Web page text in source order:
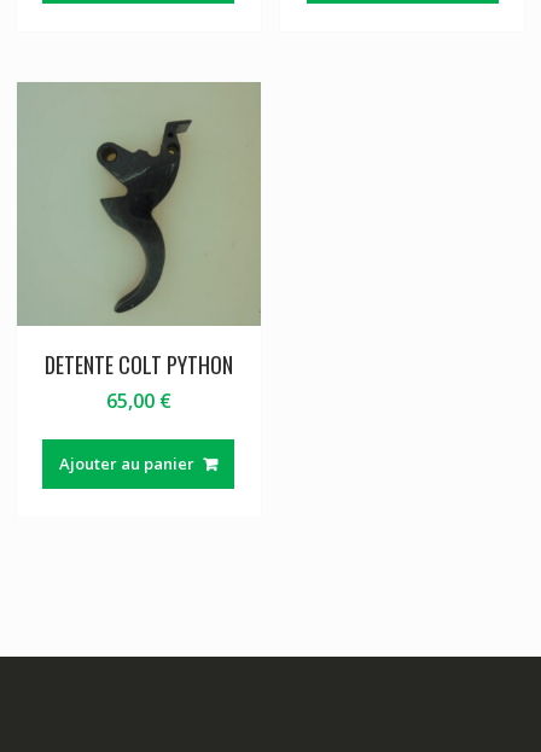
DETENTE COLT PYTHON
65,00 €
Ajouter au panier